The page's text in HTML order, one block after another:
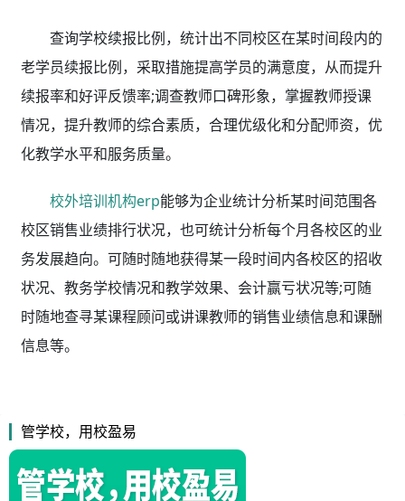
查询学校续报比例，统计出不同校区在某时间段内的
老学员续报比例，采取措施提高学员的满意度，从而提升
续报率和好评反馈率;调查教师口碑形象，掌握教师授课
情况，提升教师的综合素质，合理优级化和分配师资，优
化教学水平和服务质量。
校外培训机构erp能够为企业统计分析某时间范围各
校区销售业绩排行状况，也可统计分析每个月各校区的业
务发展趋向。可随时随地获得某一段时间内各校区的招收
状况、教务学校情况和教学效果、会计赢亏状况等;可随
时随地查寻某课程顾问或讲课教师的销售业绩信息和课酬
信息等。
管学校，用校盈易